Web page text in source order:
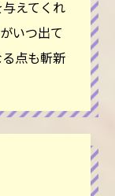
えてくれ
いつ出て
点も斬新